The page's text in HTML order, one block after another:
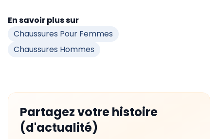
En savoir plus sur
Chaussures Pour Femmes
Chaussures Hommes
Partagez votre histoire
(d'actualité)